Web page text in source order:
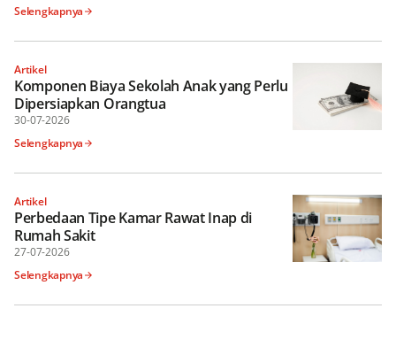
Selengkapnya
Artikel
Komponen Biaya Sekolah Anak yang Perlu
Dipersiapkan Orangtua
30-07-2026
Selengkapnya
Artikel
Perbedaan Tipe Kamar Rawat Inap di
Rumah Sakit
27-07-2026
Selengkapnya